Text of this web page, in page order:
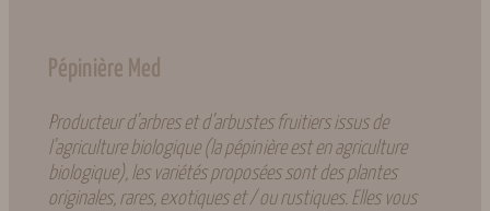
Pépinière Med
Producteur d’arbres et d’arbustes fruitiers issus de
l’agriculture biologique (la pépinière est en agriculture
biologique), les variétés proposées sont des plantes
originales, rares, exotiques et / ou rustiques. Elles vous